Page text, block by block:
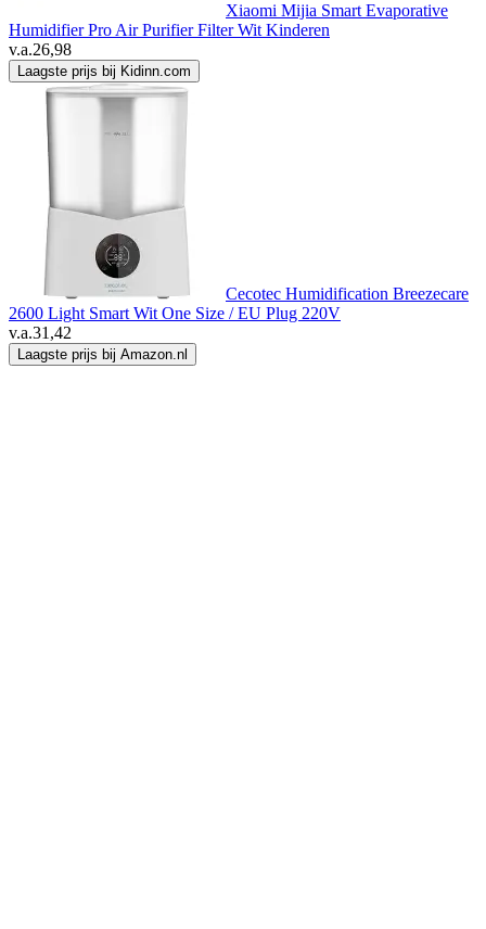
Xiaomi Mijia Smart Evaporative
Humidifier Pro Air Purifier Filter Wit Kinderen
v.a.26,98
Laagste prijs bij Kidinn.com
Cecotec Humidification Breezecare
2600 Light Smart Wit One Size / EU Plug 220V
v.a.31,42
Laagste prijs bij Amazon.nl